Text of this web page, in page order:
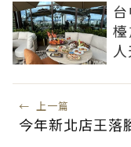
← 上一篇
今年新北店王落